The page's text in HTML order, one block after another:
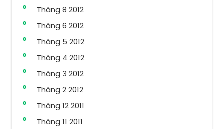
Tháng 8 2012
Tháng 6 2012
Tháng 5 2012
Tháng 4 2012
Tháng 3 2012
Tháng 2 2012
Tháng 12 2011
Tháng 11 2011